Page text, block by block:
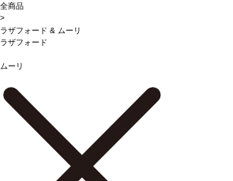
全商品
>
ラザフォード & ムーリ
ラザフォード
ムーリ